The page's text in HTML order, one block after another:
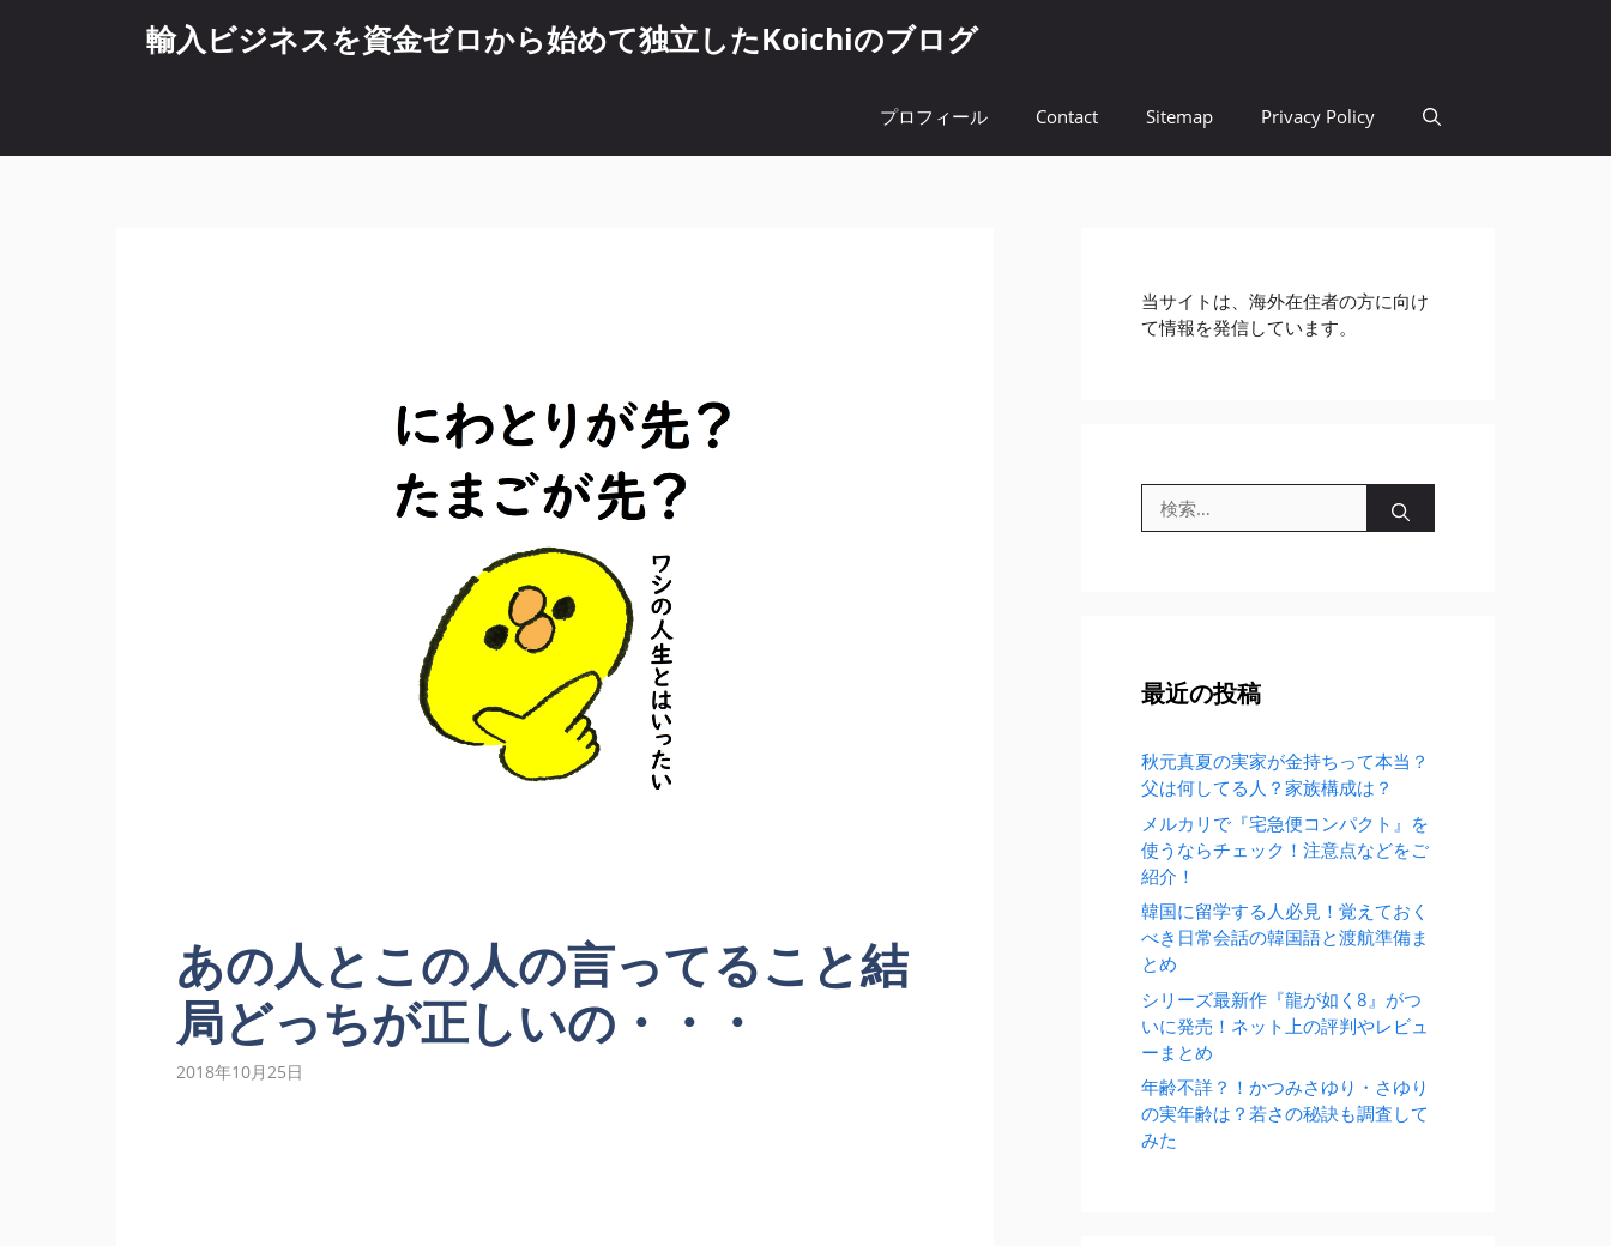
へ
輸入ビジネスを資金ゼロから始めて独立したKoichiのブログ
プロフィール Contact Sitemap Privacy Policy
あの人とこの人の言ってること結
局どっちが正しいの・・・
2018年10月25日
当サイトは、海外在住者の方に向け
て情報を発信しています。
検
索:
最近の投稿
秋元真夏の実家が金持ちって本当？
父は何してる人？家族構成は？
メルカリで『宅急便コンパクト』を
使うならチェック！注意点などをご
紹介！
韓国に留学する人必見！覚えておく
べき日常会話の韓国語と渡航準備ま
とめ
シリーズ最新作『龍が如く8』がつ
いに発売！ネット上の評判やレビュ
ーまとめ
年齢不詳？！かつみさゆり・さゆり
の実年齢は？若さの秘訣も調査して
みた